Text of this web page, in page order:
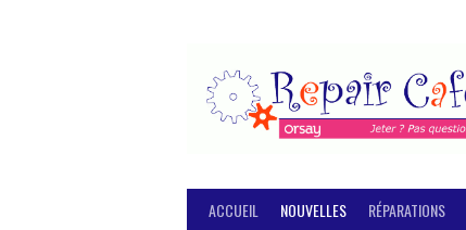
ACCUEIL NOUVELLES RÉPARATIONS